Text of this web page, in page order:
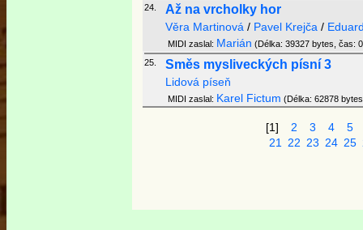
24.
Až na vrcholky hor
Věra Martinová / Pavel Krejča /
MIDI zaslal: Marián (Délka: 39327 bytes, čas:
25.
Směs mysliveckých písní 3
Lidová píseň
MIDI zaslal: Karel Fictum (Délka: 62878
[1] 2 3 4
5
21
22 23 24 25